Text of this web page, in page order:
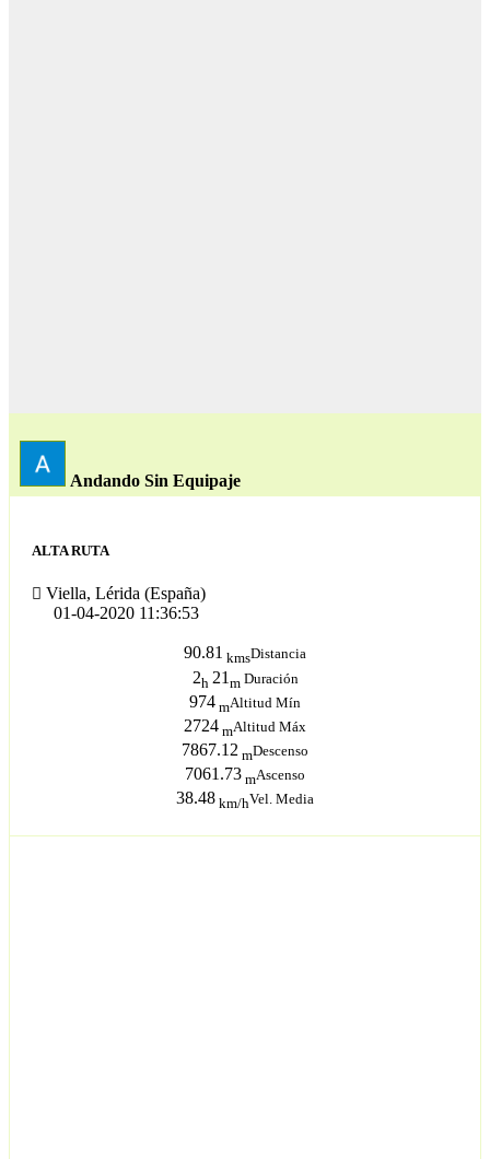
Andando Sin Equipaje
ALTA RUTA
Viella, Lérida (España)
01-04-2020 11:36:53
90.81 kmsDistancia
2h 21 m Duración
974 mAltitud Mín
2724 mAltitud Máx
7867.12 mDescenso
7061.73 mAscenso
38.48 km/hVel. Media